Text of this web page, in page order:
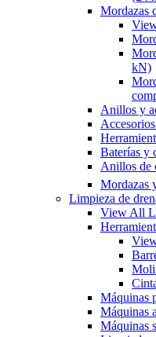
Mordazas
kN)
Anillos y
Baterías y
Anillos de
Mordazas
Limpieza de
View All
Máquinas
Máquinas
Máquinas